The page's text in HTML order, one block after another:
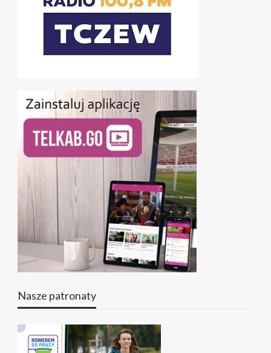
Nasze patronaty